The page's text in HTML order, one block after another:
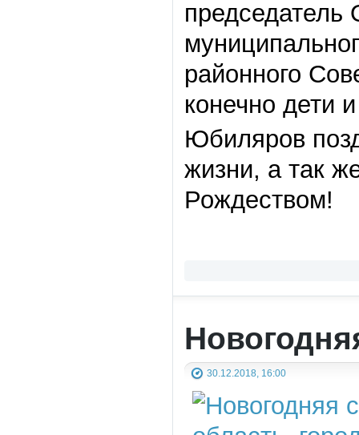
председатель
районного
конечно дети
Юбиляров
жизни, а так
Рождеством!
30.12.2018, 16:00